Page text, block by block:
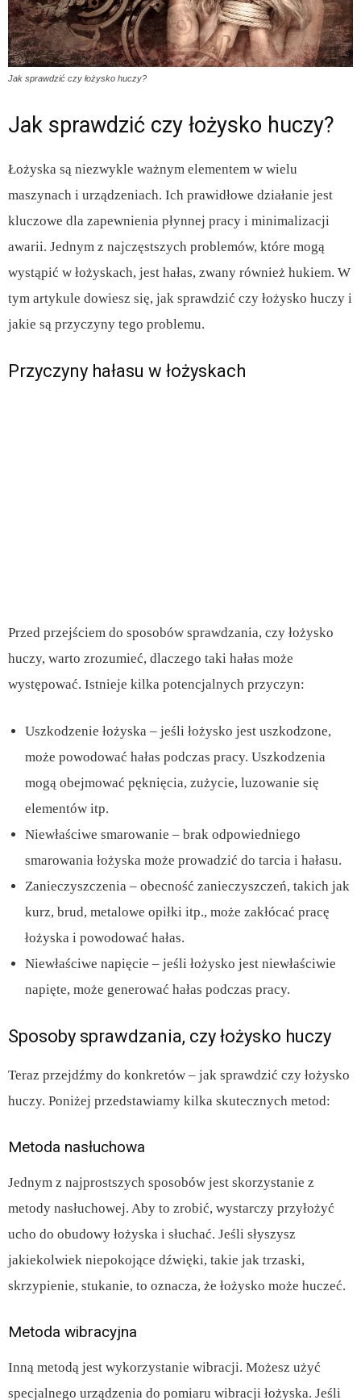
Jak sprawdzić czy łożysko huczy?
Jak sprawdzić czy łożysko huczy?
Łożyska są niezwykle ważnym elementem w wielu
maszynach i urządzeniach. Ich prawidłowe działanie jest
kluczowe dla zapewnienia płynnej pracy i minimalizacji
awarii. Jednym z najczęstszych problemów, które mogą
wystąpić w łożyskach, jest hałas, zwany również hukiem. W
tym artykule dowiesz się, jak sprawdzić czy łożysko huczy i
jakie są przyczyny tego problemu.
Przyczyny hałasu w łożyskach
Przed przejściem do sposobów sprawdzania, czy łożysko
huczy, warto zrozumieć, dlaczego taki hałas może
występować. Istnieje kilka potencjalnych przyczyn:
Uszkodzenie łożyska – jeśli łożysko jest uszkodzone,
może powodować hałas podczas pracy. Uszkodzenia
mogą obejmować pęknięcia, zużycie, luzowanie się
elementów itp.
Niewłaściwe smarowanie – brak odpowiedniego
smarowania łożyska może prowadzić do tarcia i hałasu.
Zanieczyszczenia – obecność zanieczyszczeń, takich jak
kurz, brud, metalowe opiłki itp., może zakłócać pracę
łożyska i powodować hałas.
Niewłaściwe napięcie – jeśli łożysko jest niewłaściwie
napięte, może generować hałas podczas pracy.
Sposoby sprawdzania, czy łożysko huczy
Teraz przejdźmy do konkretów – jak sprawdzić czy łożysko
huczy. Poniżej przedstawiamy kilka skutecznych metod:
Metoda nasłuchowa
Jednym z najprostszych sposobów jest skorzystanie z
metody nasłuchowej. Aby to zrobić, wystarczy przyłożyć
ucho do obudowy łożyska i słuchać. Jeśli słyszysz
jakiekolwiek niepokojące dźwięki, takie jak trzaski,
skrzypienie, stukanie, to oznacza, że łożysko może huczeć.
Metoda wibracyjna
Inną metodą jest wykorzystanie wibracji. Możesz użyć
specjalnego urządzenia do pomiaru wibracji łożyska. Jeśli